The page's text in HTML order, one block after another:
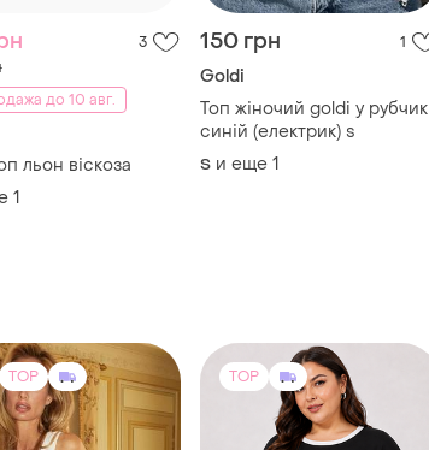
3
до 10 авг.
льон віскоза
1
150 грн 1
Goldi
Топ жіночий goldi у рубчик
синій (електрик) s
S и еще 1
TOP TOP